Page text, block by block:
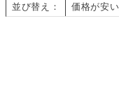
並び替え 価格が安